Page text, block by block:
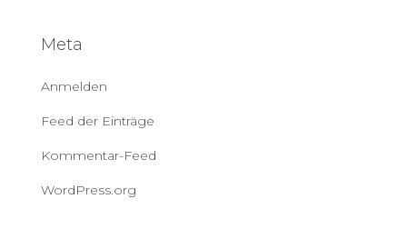
Meta
Anmelden
Feed der Einträge
Kommentar-Feed
WordPress.org